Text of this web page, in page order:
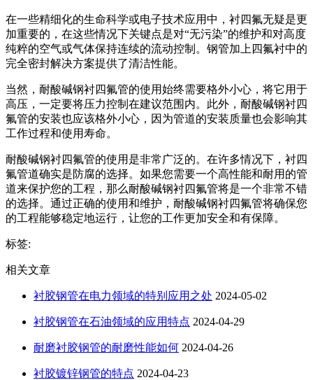
在一些精细化的生命科学或电子技术应用中，衬四氟无疑是更
加重要的，在这些情况下关键点是对“无污染”的维护和对高度
纯粹的空气或气体保持连续的流动控制。钢管加上四氟衬中的
完全密封解决方案提供了清洁性能。
当然，耐酸碱钢衬四氟管的使用始终需要格外小心，将它用于
高压，一定要将压力控制在建议范围内。此外，耐酸碱钢衬四
氟管的安装也应该格外小心，因为管道的安装质量也会影响其
工作过程和使用寿命。
耐酸碱钢衬四氟管的使用是非常广泛的。在许多情况下，衬四
氟管道确实是防腐的选择。如果您需要一个高性能和耐用的管
道来保护您的工程，那么耐酸碱钢衬四氟管将是一个非常不错
的选择。通过正确的使用和维护，耐酸碱钢衬四氟管将确保您
的工程能够稳定地运行，让您的工作更加安全和有保障。
标签:
相关文章
衬胶钢管在电力领域的特别应用之处 2024-05-02
衬胶钢管在石油领域的应用特点 2024-04-29
耐磨衬胶钢管的耐磨性能如何 2024-04-26
衬胶镀锌钢管的特点 2024-04-23